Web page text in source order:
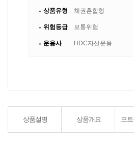
상품유형 채권혼합형
위험등급 보통위험
운용사 HDC자산운용
상품설명 상품개요 포